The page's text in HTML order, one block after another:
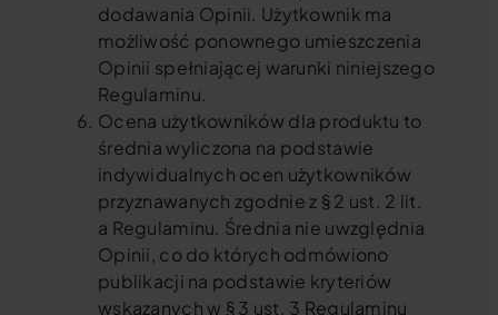
dodawania Opinii. Użytkownik ma
możliwość ponownego umieszczenia
Opinii spełniającej warunki niniejszego
Regulaminu.
Ocena użytkowników dla produktu to
średnia wyliczona na podstawie
indywidualnych ocen użytkowników
przyznawanych zgodnie z § 2 ust. 2 lit.
a Regulaminu. Średnia nie uwzględnia
Opinii, co do których odmówiono
publikacji na podstawie kryteriów
wskazanych w § 3 ust. 3 Regulaminu